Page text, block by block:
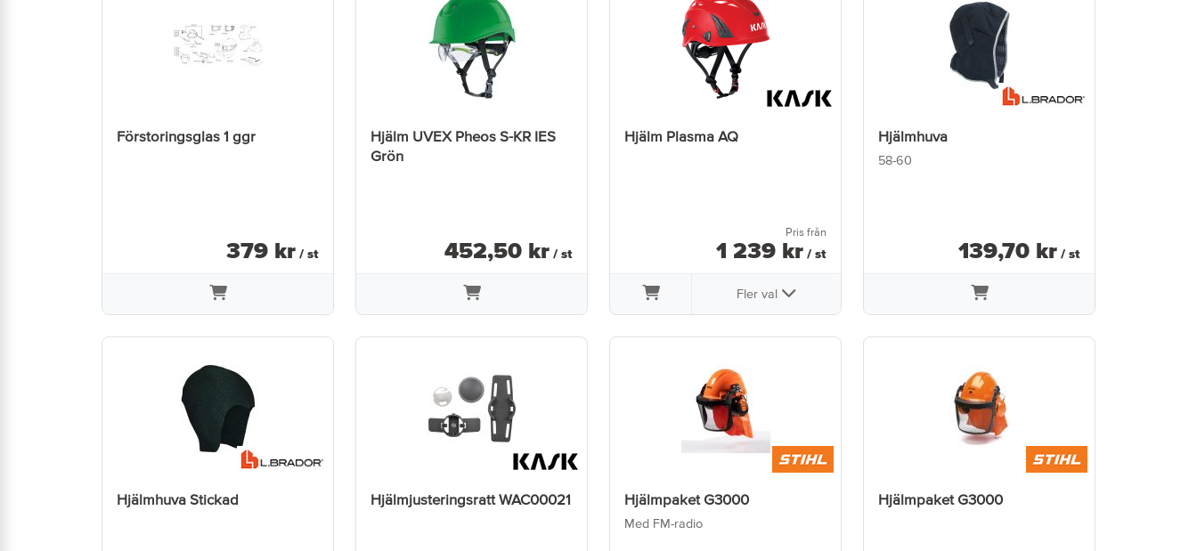
Förstoringsglas 1 ggr
379 kr / st
Hjälm UVEX Pheos S-KR IES
Grön
452,50 kr / st
Hjälm Plasma AQ
Pris från
1 239 kr / st
Fler val
Hjälmhuva
58-60
139,70 kr / st
Hjälmhuva Stickad Hjälmjusteringsratt WAC00021 Hjälmpaket G3000
Med FM-radio
Hjälmpaket G3000